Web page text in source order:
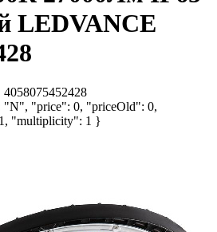
LEDVANCE
4058075452428
"price": 0, "priceOld": 0,
"multiplicity": 1 }